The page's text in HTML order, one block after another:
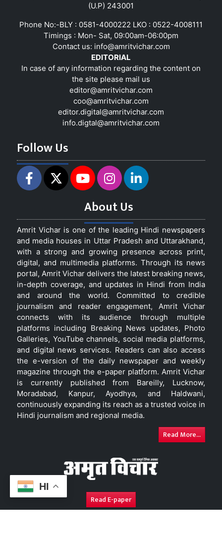
HI
(U.P) 243001
Phone No:-BLY : 0581-4000222 LKO : 0522-4008111
Timings : Mon- Sat, 09:00am-06:00pm
Contact us: info@amritvichar.com
EDITORIAL
In case of any information regarding the content on
the site please mail us
editor@amritvichar.com
coo@amritvichar.com
editor.digital@amritvichar.com
info.digtal@amritvichar.com
Follow Us
About Us
Amrit Vichar is one of the leading Hindi newspapers
and media houses in Uttar Pradesh and Uttarakhand,
with a strong and growing presence across print,
digital, and multimedia platforms. Through its news
portal, Amrit Vichar delivers the latest breaking news,
in-depth coverage, and updates in Hindi from India
and around the world. Committed to credible
journalism and reader engagement, Amrit Vichar
connects with its audience through multiple
platforms including Breaking News updates, Photo
Galleries, YouTube channels, social media platforms,
and digital news services. Readers can also access
the e-version of the daily newspaper and weekly
magazine through the e-paper platform. Amrit Vichar
is currently published from Bareilly, Lucknow,
Moradabad, Kanpur, Ayodhya, and Haldwani,
continuously expanding its reach as a trusted voice in
Hindi journalism and regional media.
Read More...
Read E-paper